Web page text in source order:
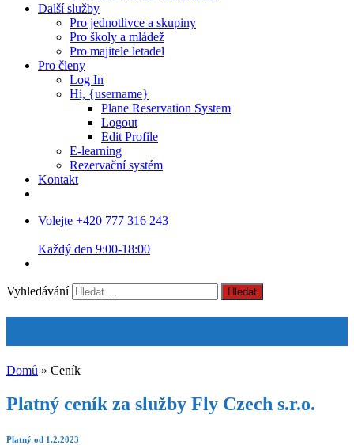
Další služby
Pro jednotlivce a skupiny
Pro školy a mládež
Pro majitele letadel
Pro členy
Log In
Hi, {username}
Plane Reservation System
Logout
Edit Profile
E-learning
Rezervační systém
Kontakt
Volejte +420 777 316 243
Každý den 9:00-18:00
Vyhledávání
Domů » Ceník
Platný ceník za služby Fly Czech s.r.o.
Platný od 1.2.2023